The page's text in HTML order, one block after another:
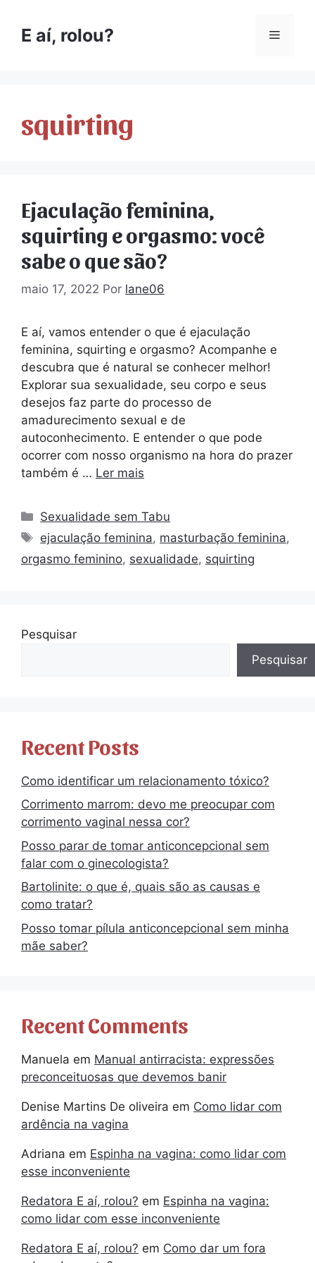
E aí, rolou?
squirting
Ejaculação feminina,
squirting e orgasmo: você
sabe o que são?
maio 17, 2022 Por lane06
E aí, vamos entender o que é ejaculação
feminina, squirting e orgasmo? Acompanhe e
descubra que é natural se conhecer melhor!
Explorar sua sexualidade, seu corpo e seus
desejos faz parte do processo de
amadurecimento sexual e de
autoconhecimento. E entender o que pode
ocorrer com nosso organismo na hora do prazer
também é … Ler mais
Sexualidade sem Tabu
ejaculação feminina, masturbação feminina,
orgasmo feminino, sexualidade, squirting
Pesquisar
Pesquisar
Recent Posts
Como identificar um relacionamento tóxico?
Corrimento marrom: devo me preocupar com
corrimento vaginal nessa cor?
Posso parar de tomar anticoncepcional sem
falar com o ginecologista?
Bartolinite: o que é, quais são as causas e
como tratar?
Posso tomar pílula anticoncepcional sem minha
mãe saber?
Recent Comments
Manuela em Manual antirracista: expressões
preconceituosas que devemos banir
Denise Martins De oliveira em Como lidar com
ardência na vagina
Adriana em Espinha na vagina: como lidar com
esse inconveniente
Redatora E aí, rolou? em Espinha na vagina:
como lidar com esse inconveniente
Redatora E aí, rolou? em Como dar um fora